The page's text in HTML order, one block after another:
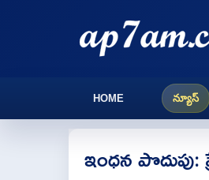
HOME న్యూస్
ఇంధన పొదుపు: